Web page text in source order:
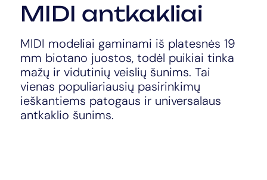
MIDI antkakliai
MIDI modeliai gaminami iš platesnės 19
mm biotano juostos, todėl puikiai tinka
mažų ir vidutinių veislių šunims. Tai
vienas populiariausių pasirinkimų
ieškantiems patogaus ir universalaus
antkaklio šunims.